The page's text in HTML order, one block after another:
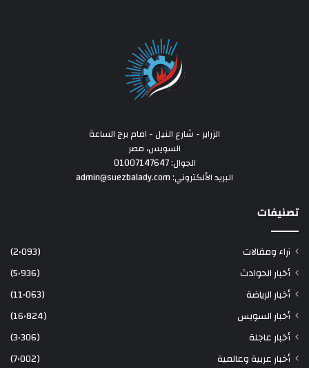
الزراير - شارع النيل - امام برج الساعة
السويس، مصر
الجوال: 01007147647
البريد الألكتروني: admin@suezbalady.com
تصنيفات
آراء ومقالات
(2٬093)
أخبار الحوادث
(5٬936)
أخبار الرياضة
(11٬063)
أخبار السويس
(16٬824)
أخبار عاجلة
(3٬306)
أخبار عربية وعالمية
(7٬002)